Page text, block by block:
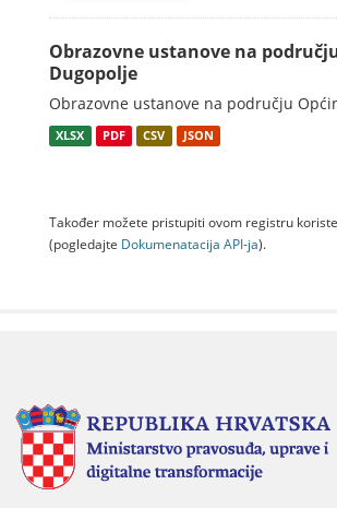
Obrazovne ustanove na
Dugopolje
Obrazovne ustanove na području
XLSX PDF CSV JSON
Također možete pristupiti ovom registru
(pogledajte Dokumenаtаcijа API-jа).